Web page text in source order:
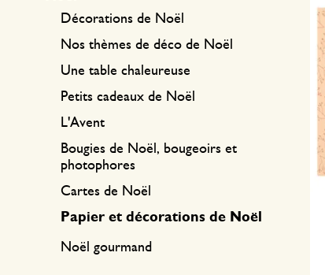
Décorations de Noël
Nos thèmes de déco de Noël
Une table chaleureuse
Petits cadeaux de Noël
L'Avent
Bougies de Noël, bougeoirs et
photophores
Cartes de Noël
Papier et décorations de Noël
Noël gourmand